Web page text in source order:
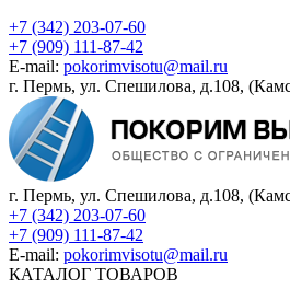
+7 (342) 203-07-60
+7 (909) 111-87-42
E-mail: pokorimvisotu@mail.ru
г. Пермь, ул. Спешилова, д.108,
г. Пермь, ул. Спешилова, д.108,
+7 (342) 203-07-60
+7 (909) 111-87-42
E-mail: pokorimvisotu@mail.ru
КАТАЛОГ ТОВАРОВ